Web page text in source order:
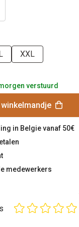
XXL
verstuurd
winkelmandje
in Belgie vanaf 50€
medewerkers